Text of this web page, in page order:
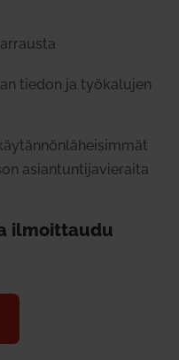
tiedon ja työ­ka­lujen
asian­tun­ti­ja­vie­raita
ilmoit­taudu